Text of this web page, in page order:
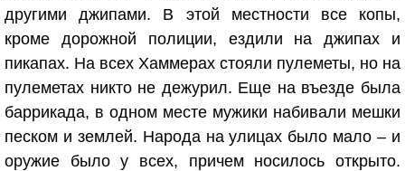
другими джипами. В этой местности все копы,
кроме дорожной полиции, ездили на джипах и
пикапах. На всех Хаммерах стояли пулеметы, но на
пулеметах никто не дежурил. Еще на въезде была
баррикада, в одном месте мужики набивали мешки
песком и землей. Народа на улицах было мало – и
оружие было у всех, причем носилось открыто.